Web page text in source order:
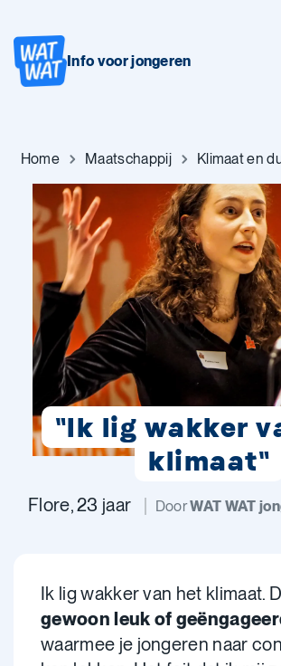
Info voor jongeren
Home Maatschappij Klimaat en
"Ik lig wakker
klimaat"
Flore, 23 jaar DoorWAT WAT
Ik lig wakker van het klimaat.
gewoon leuk of
waarmee je jongeren naar